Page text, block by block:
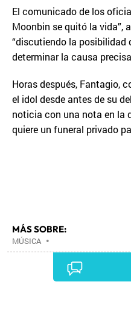
El comunicado de los
Moonbin se quitó la vida”,
“discutiendo la posibilidad
determinar la causa
Horas después, Fantagio,
el idol desde antes de su
noticia con una nota en la
quiere un funeral privado
MÁS SOBRE:
MÚSICA •